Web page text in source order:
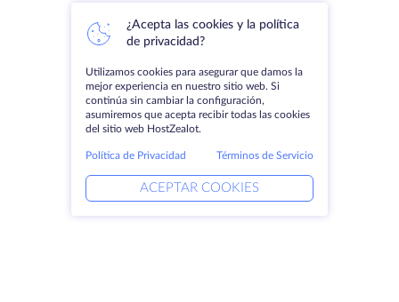
¿Acepta las cookies y la política
de privacidad?
Utilizamos cookies para asegurar que damos la
mejor experiencia en nuestro sitio web. Si
continúa sin cambiar la configuración,
asumiremos que acepta recibir todas las cookies
del sitio web HostZealot.
Política de Privacidad Términos de Servicio
ACEPTAR COOKIES